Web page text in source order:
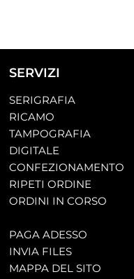
SERVIZI
SERIGRAFIA
RICAMO
TAMPOGRAFIA
DIGITALE
CONFEZIONAMENTO
RIPETI ORDINE
ORDINI IN CORSO
PAGA ADESSO
INVIA FILES
MAPPA DEL SITO